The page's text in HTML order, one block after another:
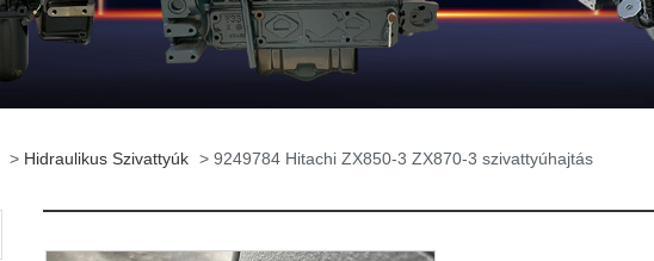
> Hidraulikus Szivattyúk > 9249784 Hitachi ZX850-3 ZX870-3 szivattyúhajtás